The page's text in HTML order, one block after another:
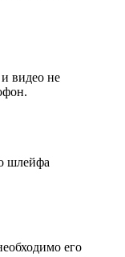
видео не
шлейфа
его